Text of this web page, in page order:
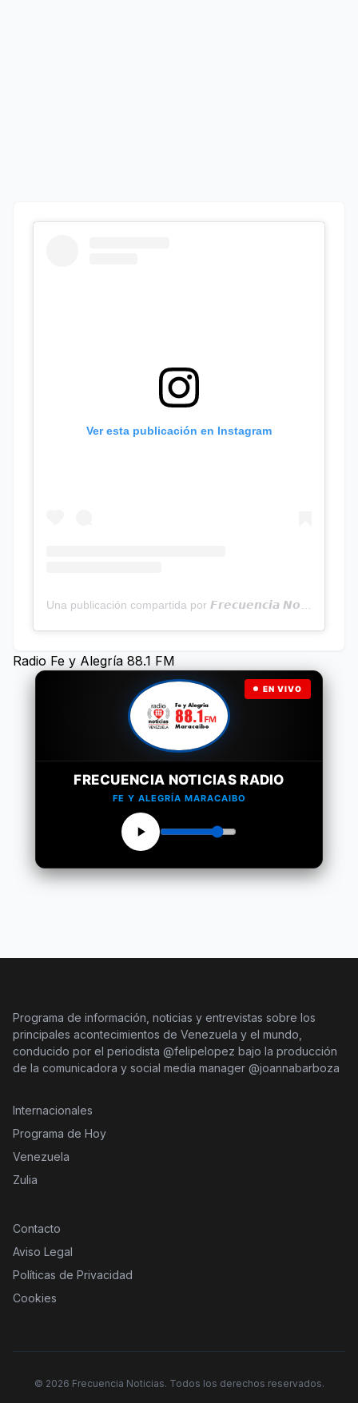
Ver esta publicación en Instagram
Radio Fe y Alegría 88.1 FM
EN VIVO
FRECUENCIA NOTICIAS RADIO
FE Y ALEGRÍA MARACAIBO
Programa de información, noticias y entrevistas sobre los
principales acontecimientos de Venezuela y el mundo,
conducido por el periodista @felipelopez bajo la producción
de la comunicadora y social media manager @joannabarboza
Internacionales
Programa de Hoy
Venezuela
Zulia
Contacto
Aviso Legal
Políticas de Privacidad
Cookies
© 2026 Frecuencia Noticias. Todos los derechos reservados.